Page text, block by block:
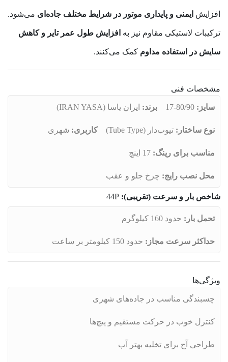
افزایش ایمنی و پایداری موتور در شرایط مختلف جاده‌ای می‌شود.
ترکیبات لاستیکی مقاوم نیز به افزایش طول عمر تایر و کاهش
سایش در استفاده مداوم کمک می‌کنند.
مشخصات فنی
سایز: برند: ایران یاسا (IRAN YASA)
نوع ساختار: تیوب‌دار (Tube Type) کاربری: شهری
مناسب برای رینگ:
محل نصب رایج: چرخ جلو و عقب
شاخص بار و سرعت (تقریبی):
تحمل بار: حدود 160 کیلوگرم
حداکثر سرعت مجاز: حدود 150 کیلومتر بر ساعت
ویژگی‌ها
چسبندگی مناسب در جاده‌های شهری
کنترل خوب در حرکت مستقیم و پیچ‌ها
طراحی آج برای تخلیه بهتر آب